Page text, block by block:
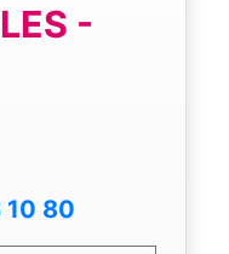
-
10 80